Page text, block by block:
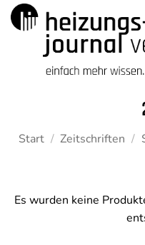
Zum
Inhalt
Start / Zeitschriften /
Es wurden keine